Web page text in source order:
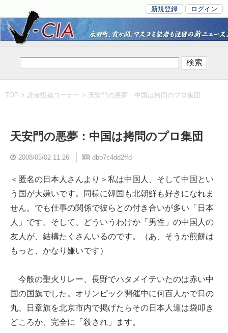
新規登録 ログイン
TOP > 読者投稿コーナー > 天安門の悪夢：中国は拷問のプロ集団
天安門の悪夢：中国は拷問のプロ集団
2008/05/02 11:26 dbb7c4dd2ffd
＜匿名の日本人さんより＞私は中国人、そして中国とい
う国が大嫌いです。同様に韓国も北朝鮮も好きになれま
せん。でも仕事の関係で彼らとの付き合いが多い「日本
人」です。そして、どういうわけか「男性」の中国人の
友人が、結構たくさんいるのです。（あ、そうか煎餅は
もっと、かなり嫌いです）
今般の聖火リレー、長野でハタメイテいたのは赤い中
国の国旗でした。オリンピック開催中に何百人かで日の
丸、日章旗を北京市内で掲げたらその日本人達は袋叩き
どころか、完全に「殺され」ます。